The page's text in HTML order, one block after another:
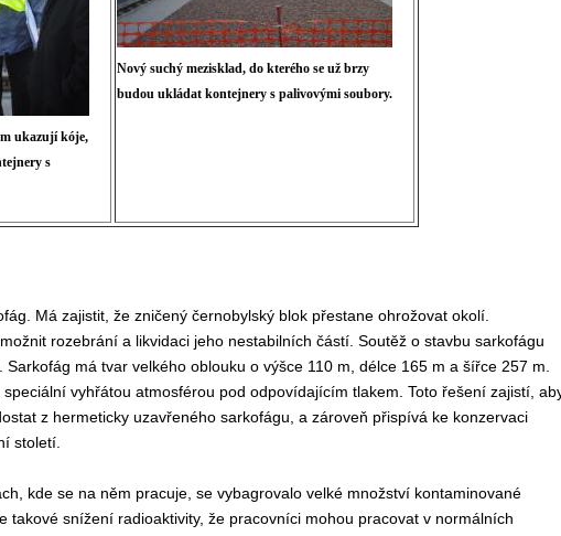
ukazují kóje,
s
Nový suchý mezisklad, do kterého se už brzy
budou ukládat kontejnery s palivovými soubory.
Má zajistit, že zničený černobylský blok přestane ohrožovat okolí.
rozebrání a likvidaci jeho nestabilních částí. Soutěž o stavbu sarkofágu
má tvar velkého oblouku o výšce 110 m, délce 165 m a šířce 257 m.
vyhřátou atmosférou pod odpovídajícím tlakem . Toto řešení zajistí,
z hermeticky uzavřeného sarkofágu, a zároveň přispívá ke konzervaci
století.
kde se na něm pracuje, se vybagrovalo velké množství kontaminované
takové snížení radioaktivity, že pracovníci mohou pracovat v normálních